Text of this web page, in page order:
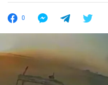
0